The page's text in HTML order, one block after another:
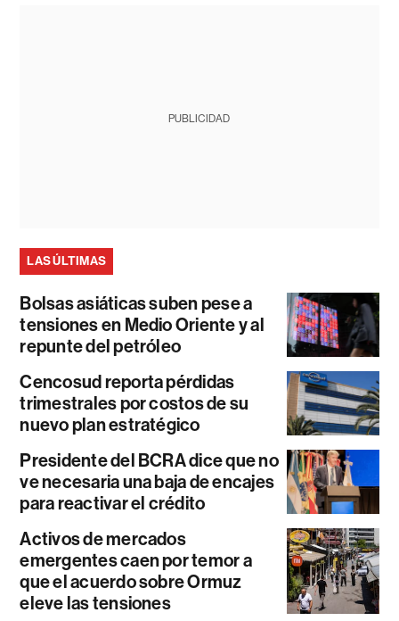
PUBLICIDAD
LAS ÚLTIMAS
Bolsas asiáticas suben pese a
tensiones en Medio Oriente y al
repunte del petróleo
Cencosud reporta pérdidas
trimestrales por costos de su
nuevo plan estratégico
Presidente del BCRA dice que no
ve necesaria una baja de encajes
para reactivar el crédito
Activos de mercados
emergentes caen por temor a
que el acuerdo sobre Ormuz
eleve las tensiones